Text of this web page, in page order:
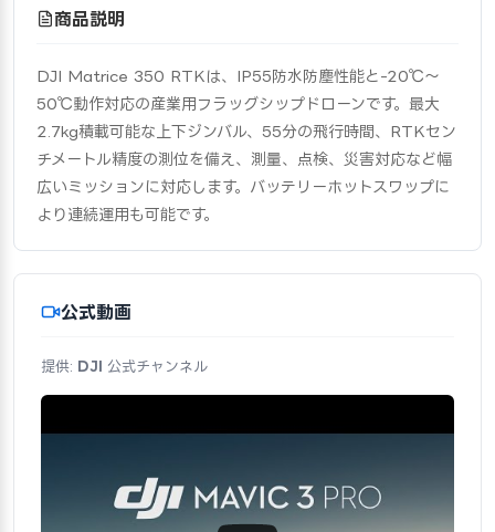
商品説明
DJI Matrice 350 RTKは、IP55防水防塵性能と-20℃～
50℃動作対応の産業用フラッグシップドローンです。最大
2.7kg積載可能な上下ジンバル、55分の飛行時間、RTKセン
チメートル精度の測位を備え、測量、点検、災害対応など幅
広いミッションに対応します。バッテリーホットスワップに
より連続運用も可能です。
公式動画
提供: DJI 公式チャンネル